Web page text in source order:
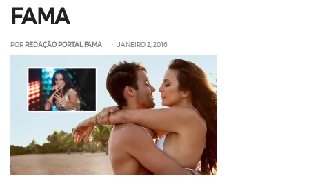
FAMA
POR REDAÇÃO PORTAL FAMA • JANEIRO 2, 2016